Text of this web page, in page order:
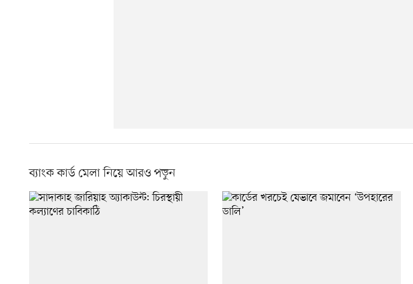
ব্যাংক কার্ড মেলা নিয়ে আরও পড়ুন